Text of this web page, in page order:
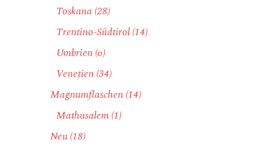
Toskana (28)
Trentino-Südtirol(14)
Umbrien(6)
Venetien(34)
Magnumflaschen(14)
Mathusalem(1)
Neu(18)